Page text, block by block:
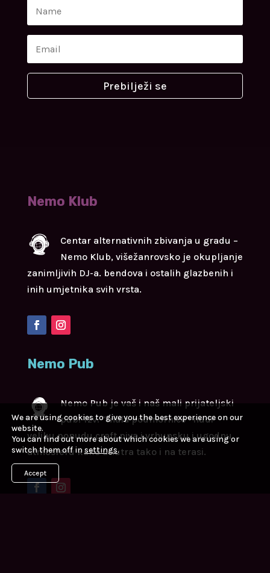
Prebilježi se
Nemo Klub
Centar alternativnih zbivanja u gradu –
Nemo Klub, višežanrovsko je okupljanje
zanimljivih DJ-a. bendova i ostalih glazbenih i
inih umjetnika svih vrsta.
Nemo Pub
Nemo Pub je vaš i naš mali prijateljski
pub! Tzv. “mala podmornice” nudi
veliku ponudu craft piva i vrhunsku i ugodnu
atmosferu kako unutra tako i na terasi.
We are using cookies to give you the best experience on our
website.
You can find out more about which cookies we are using or
switch them off insettings.
Accept